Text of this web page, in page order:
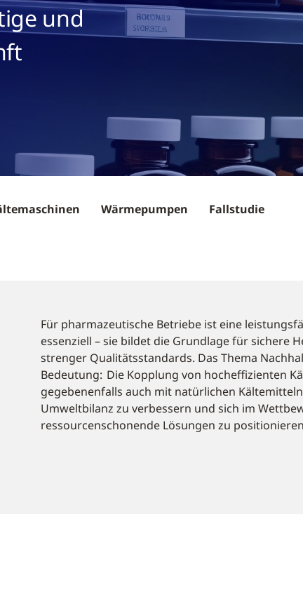
und
Wärmepumpen Fallstudie
Für pharmazeutische Betriebe ist eine
essenziell – sie bildet die Grundlage für sichere
strenger Qualitätsstandards. Das Thema
Bedeutung: Die Kopplung von hocheffizienten
gegebenenfalls auch mit natürlichen
Umweltbilanz zu verbessern und sich im
ressourcenschonende Lösungen zu